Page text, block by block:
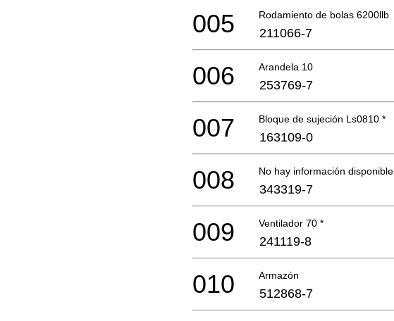
Rodamiento de bolas 6200llb
005 211066-7
Arandela 10
006 253769-7
Bloque de sujeción Ls0810 *
007 163109-0
No hay información
008 343319-7
Ventilador 70 *
009 241119-8
Armazón
010 512868-7